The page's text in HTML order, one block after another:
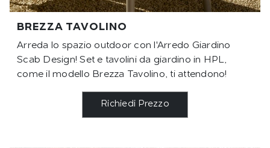
BREZZA TAVOLINO
Arreda lo spazio outdoor con l'Arredo Giardino
Scab Design! Set e tavolini da giardino in HPL,
come il modello Brezza Tavolino, ti attendono!
Richiedi Prezzo